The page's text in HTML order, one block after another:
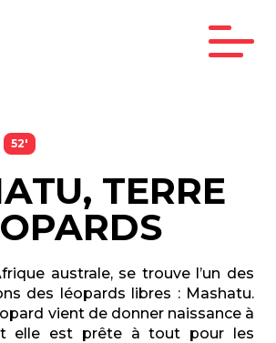
52'
TERRE
australe, se trouve l’un des
des léopards libres : Mashatu.
vient de donner naissance à
elle est prête à tout pour les